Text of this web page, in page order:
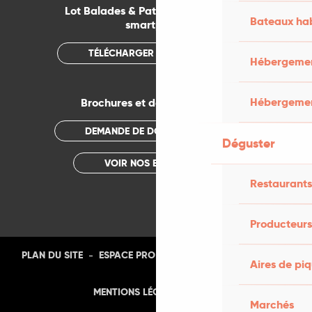
Bateaux
Déguster
Aires de
Marchés
Lot Balades & Patrimoines sur votre
smartphone
TÉLÉCHARGER L'APPLICATION
Brochures et documentations
DEMANDE DE DOCUMENTATION
VOIR NOS BROCHURES
PLAN DU SITE - ESPACE PRO
MENTIONS LÉGALES